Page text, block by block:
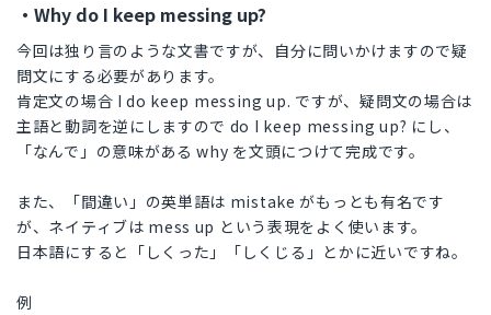
・Why do I keep messing up?
今回は独り言のような文書ですが、自分に問いかけますので疑
問文にする必要があります。
肯定文の場合 I do keep messing up. ですが、疑問文の場合は
主語と動詞を逆にしますので do I keep messing up? にし、
「なんで」の意味がある why を文頭につけて完成です。
また、「間違い」の英単語は mistake がもっとも有名です
が、ネイティブは mess up という表現をよく使います。
日本語にすると「しくった」「しくじる」とかに近いですね。
例